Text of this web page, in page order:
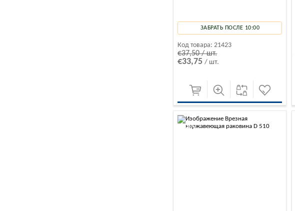
ЗАБРАТЬ ПОСЛЕ 10:00
Код товара: 21423
€37,50 / шт.
€33,75/ шт.
-10%